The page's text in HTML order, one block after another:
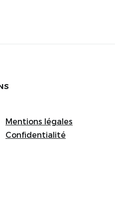
Mentions légales
Confidentialité